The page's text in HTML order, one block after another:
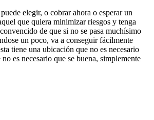
elegir, o cobrar ahora o esperar un
que quiera minimizar riesgos y tenga
de que si no se pasa muchísimo
un poco, va a conseguir fácilmente
tiene una ubicación que no es necesario
es necesario que se buena, simplemente